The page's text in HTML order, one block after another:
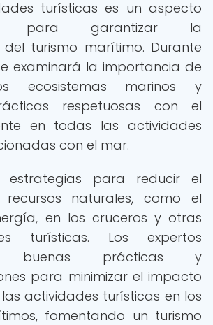
turísticas es un aspecto
para garantizar la
del turismo marítimo. Durante
examinará la importancia de
ecosistemas marinos y
respetuosas con el
en todas las actividades
con el mar.
estrategias para reducir el
naturales, como el
en los cruceros y otras
turísticas. Los expertos
buenas prácticas y
para minimizar el impacto
actividades turísticas en los
fomentando un turismo